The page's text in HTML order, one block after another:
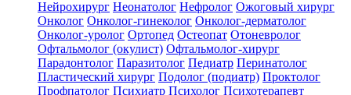
Нейрохирург Неонатолог Нефролог Ожоговый хирург
Онколог Онколог-гинеколог Онколог-дерматолог
Онколог-уролог Ортопед Остеопат Отоневролог
Офтальмолог (окулист) Офтальмолог-хирург
Парадонтолог Паразитолог Педиатр Перинатолог
Пластический хирург Подолог (подиатр) Проктолог
Профпатолог Психиатр Психолог Психотерапевт